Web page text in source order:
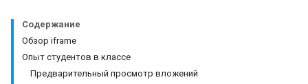
Содержание
Обзор iframe
Опыт студентов в классе
Предварительный просмотр вложений